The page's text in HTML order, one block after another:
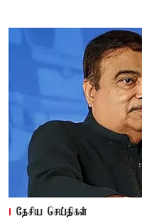
தேசிய செய்திகள்